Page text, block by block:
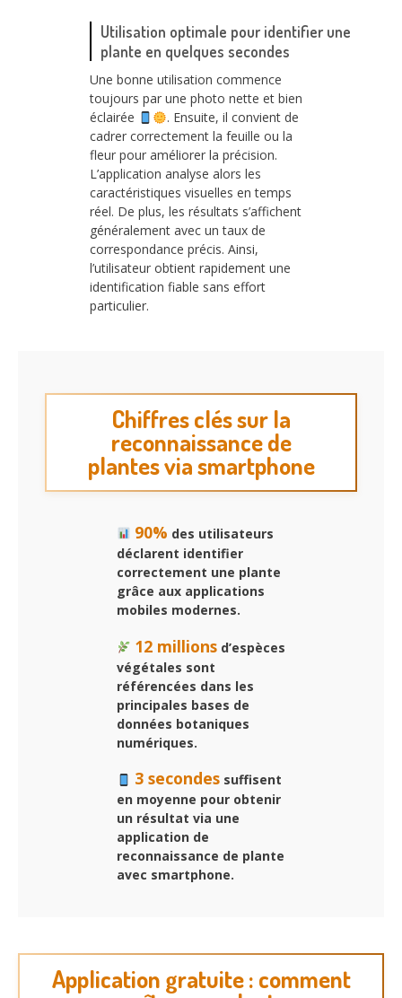
Utilisation optimale pour identifier une
plante en quelques secondes
Une bonne utilisation commence
toujours par une photo nette et bien
éclairée
. Ensuite, il convient de
cadrer correctement la feuille ou la
fleur pour améliorer la précision.
L’application analyse alors les
caractéristiques visuelles en temps
réel. De plus, les résultats s’affichent
généralement avec un taux de
correspondance précis. Ainsi,
l’utilisateur obtient rapidement une
identification fiable sans effort
particulier.
Chiffres clés sur la
reconnaissance de
plantes via smartphone
90% des utilisateurs
déclarent identifier
correctement une plante
grâce aux applications
mobiles modernes.
12 millionsd’espèces
végétales sont
référencées dans les
principales bases de
données botaniques
numériques.
3 secondessuffisent
en moyenne pour obtenir
un résultat via une
application de
reconnaissance de plante
avec smartphone.
Application gratuite : comment